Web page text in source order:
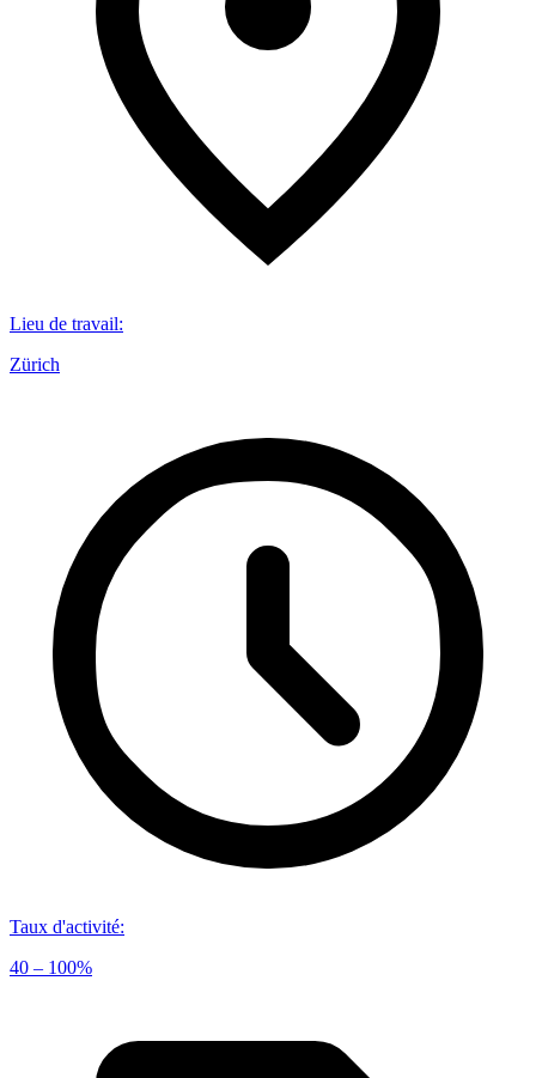
Lieu de travail:
Zürich
Taux d'activité:
40 – 100%